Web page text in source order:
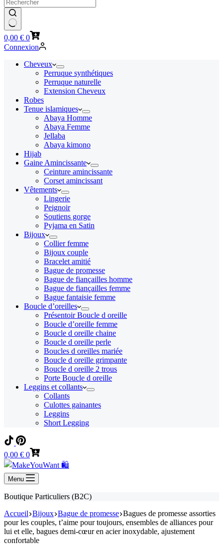
Panier
d’achat
0,00 € 0
Connexion
Cheveux
Perruque synthétiques
Perruque naturelle
Extension Cheveux
Robes
Tenue islamiques
Abaya Homme
Abaya Femme
Jellaba
Abaya kimono
Hijab
Gaine Amincissante
Ceinture amincissante
Corset amincissant
Vêtements
Lingerie
Peignoir
Soutiens gorge
Pyjama en Satin
Bijoux
Collier femme
Bijoux couple
Bracelet amitié
Bague de promesse
Bague de fiançailles homme
Bague de fiançailles femme
Bague fantaisie femme
Boucle d’oreilles
Présentoir Boucle d oreille
Boucle d’oreille femme
Boucle d oreille chaine
Boucle d oreille perle
Boucles d oreilles mariée
Boucle d oreille grimpante
Boucle d oreille 2 trous
Porte Boucle d oreille
Leggins et collants
Collants
Culottes gainantes
Leggins
Short Legging
Panier
d’achat
0,00 € 0
Menu
Boutique Particuliers (B2C)
Accueil Bijoux Bague de promesse Bagues de promesse assorties
pour les couples, t’aime pour toujours, ensembles de alliances pour
lui et elle, bagues demi-cœur en acier inoxydable, ajustement
confortable